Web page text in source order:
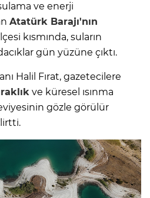
ve enerji
Atatürk Barajı'nın
kısmında, suların
gün yüzüne çıktı.
Halil Fırat, gazetecilere
ve küresel ısınma
gözle görülür